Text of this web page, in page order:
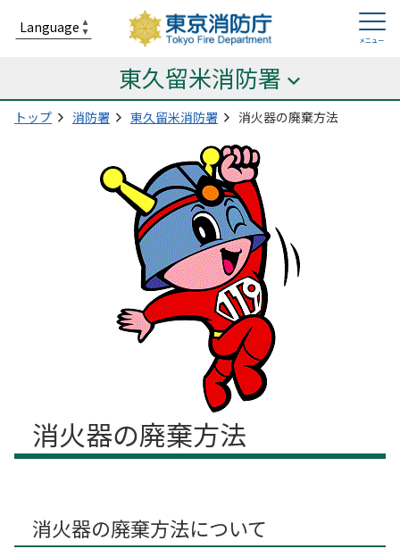
東久留米消防署
トップ 消防署 東久留米消防署 消火器の廃棄方法
消火器の廃棄方法
消火器の廃棄方法について